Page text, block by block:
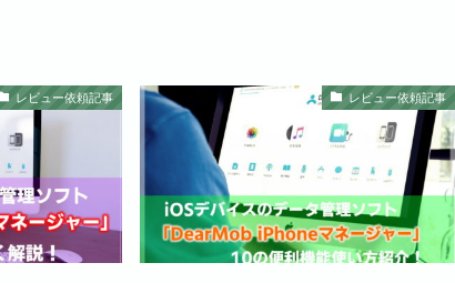
レビュー依頼記事 レビュー依頼記事